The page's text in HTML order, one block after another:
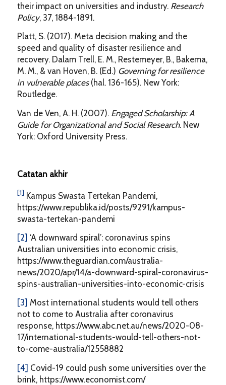
their impact on universities and industry. Research
Policy, 37, 1884-1891.
Platt, S. (2017). Meta decision making and the
speed and quality of disaster resilience and
recovery. Dalam Trell, E. M., Restemeyer, B., Bakema,
M. M., & van Hoven, B. (Ed.) Governing for resilience
in vulnerable places(hal. 136-165). New York:
Routledge.
Van de Ven, A. H. (2007). Engaged Scholarship: A
Guide for Organizational and Social Research. New
York: Oxford University Press.
Catatan akhir
[1] Kampus Swasta Tertekan Pandemi,
https://www.republika.id/posts/9291/kampus-
swasta-tertekan-pandemi
[2] ‘A downward spiral’: coronavirus spins
Australian universities into economic crisis,
https://www.theguardian.com/australia-
news/2020/apr/14/a-downward-spiral-coronavirus-
spins-australian-universities-into-economic-crisis
[3] Most international students would tell others
not to come to Australia after coronavirus
response, https://www.abc.net.au/news/2020-08-
17/international-students-would-tell-others-not-
to-come-australia/12558882
[4] Covid-19 could push some universities over the
brink, https://www.economist.com/